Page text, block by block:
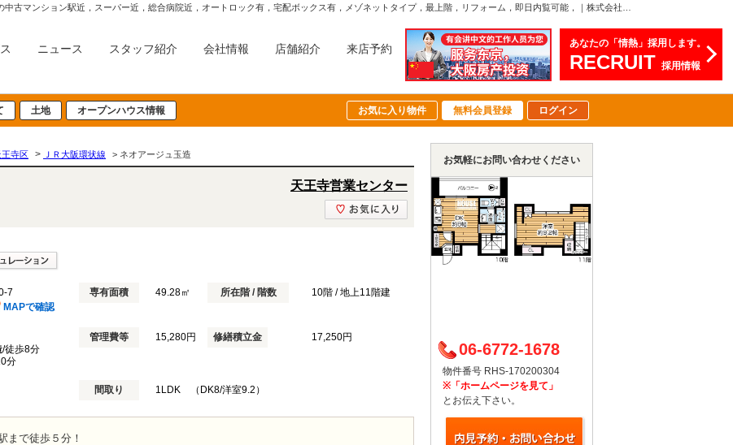
ニュース スタッフ紹介 会社情報 店舗紹介 来店予約 あなたの「情熱」採用します。
RECRUIT 採用情報
土地 オープンハウス情報 お気に入り物件 無料会員登録 ログイン
寺区 > ＪＲ大阪環状線 > ネオアージュ玉造
天王寺営業センター
7
MAPで確認
専有面積 49.28㎡ 所在階 / 階数 10階 / 地上11階建
/徒歩8分
分
管理費等 15,280円 修繕積立金 17,250円
間取り 1LDK （DK8/洋室9.2）
まで徒歩５分！
お気軽にお問い合わせください
06-6772-1678
物件番号 RHS-170200304
※「ホームページを見て」
とお伝え下さい。